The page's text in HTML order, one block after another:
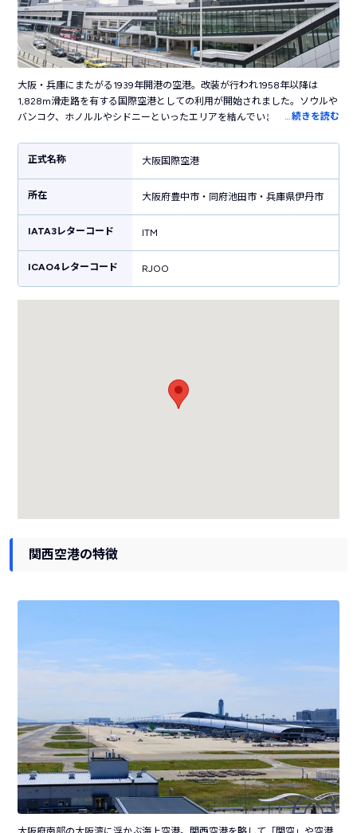
大阪・兵庫にまたがる1939年開港の空港。改装が行われ1958年以降は
1,828m滑走路を有する国際空港としての利用が開始されました。ソウルや
バンコク、ホノルルやシドニーといったエリアを結んでいましたが、1994
ンバスで約30分で行くことができ、北海道から沖縄まで約2時間でアクセ
スすることができる利便性もあり、年間を通して多くの人々が空港を利用
しています。また、大阪府の池田市、豊中市と兵庫県の伊丹市をまたいだ
場所にある伊丹空港は、空港ターミナルビルおよび滑走路内で県の行き来
ができるのも特徴です。
…続きを読む
正式名称 大阪国際空港
所在 大阪府豊中市・同府池田市・兵庫県伊丹市
IATA3レターコード ITM
ICAO4レターコード RJOO
関西空港の特徴